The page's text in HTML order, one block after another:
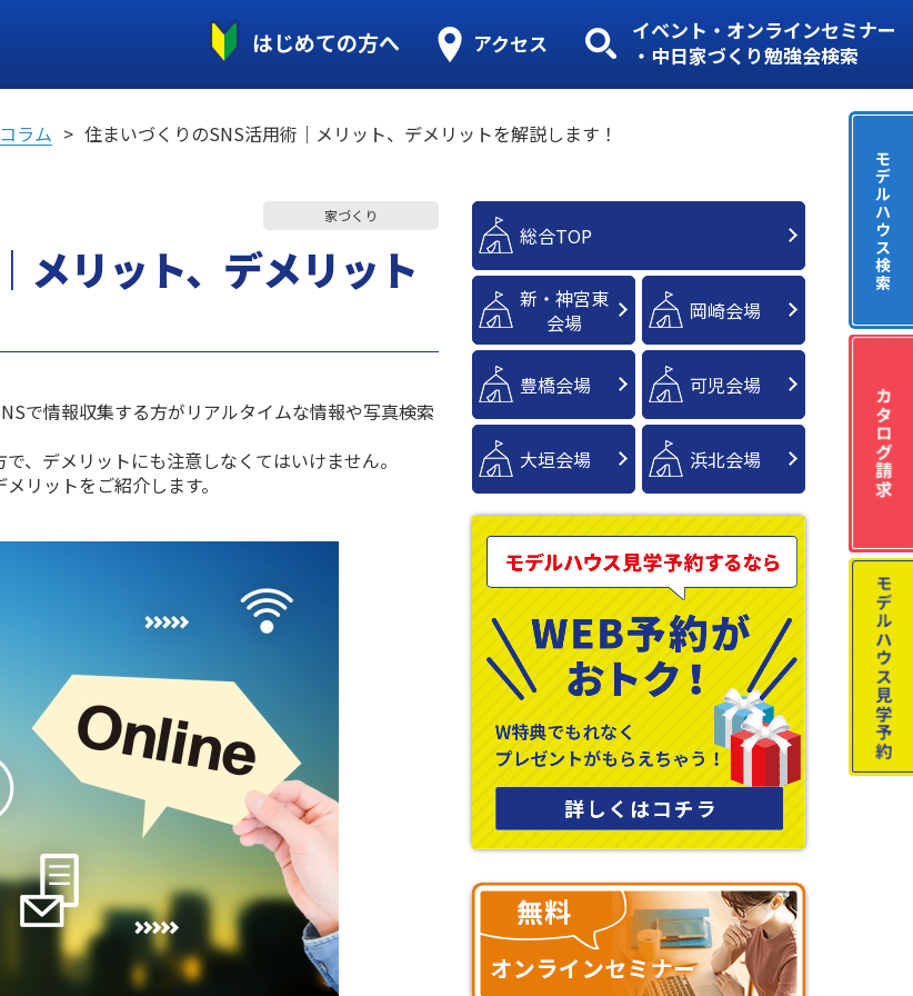
はじめての方へ アクセス
イベント・オンラインセミナー
・中日家づくり勉強会検索
ラム 住まいづくりのSNS活用術｜メリット、デメリットを解説します！
家づくり
メリット、デメリット
で情報収集する方がリアルタイムな情報や写真検索
、デメリットにも注意しなくてはいけません。
リットをご紹介します。
総合TOP
新・神宮東
会場
岡崎会場
豊橋会場 可児会場
大垣会場 浜北会場
モ
デ
ル
ハ
ウ
ス
検
索